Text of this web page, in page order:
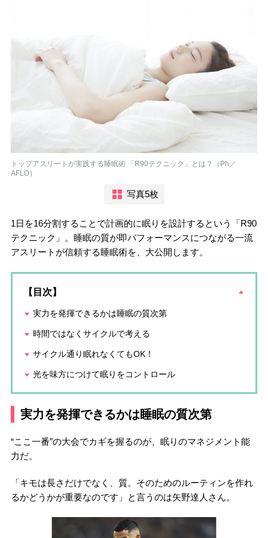
トップアスリートが実践する睡眠術 「R90テクニック」とは？（Ph／
AFLO）
写真5枚
1日を16分割することで計画的に眠りを設計するという「R90
テクニック」。睡眠の質が即パフォーマンスにつながる一流
アスリートが信頼する睡眠術を、大公開します。
【目次】
実力を発揮できるかは睡眠の質次第
時間ではなくサイクルで考える
サイクル通り眠れなくてもOK！
光を味方につけて眠りをコントロール
実力を発揮できるかは睡眠の質次第
“ここ一番”の大会でカギを握るのが、眠りのマネジメント能
力だ。
「キモは長さだけでなく、質。そのためのルーティンを作れ
るかどうかが重要なのです」と言うのは矢野達人さん。